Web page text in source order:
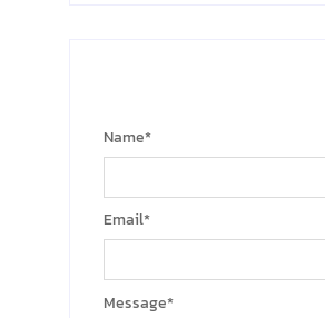
Message*
Name*
Email*